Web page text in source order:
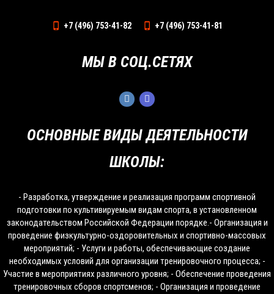
ОСНОВНЫЕ ВИДЫ ДЕЯТЕЛЬНОСТИ
ШКОЛЫ:
- Разработка, утверждение и реализация программ спортивной
подготовки по культивируемым видам спорта, в установленном
законодательством Российской Федерации порядке.- Организация и
проведение физкультурно-оздоровительных и спортивно-массовых
мероприятий; - Услуги и работы, обеспечивающие создание
необходимых условий для организации тренировочного процесса; -
Участие в мероприятиях различного уровня; - Обеспечение проведения
тренировочных сборов спортсменов; - Организация и проведение
+7 (496) 753-41-82 +7 (496) 753-41-81
МЫ В СОЦ.СЕТЯХ